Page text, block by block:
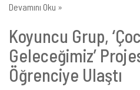
Devamını Oku »
Koyuncu Grup,
Geleceğimiz’
Öğrenciye Ulaştı